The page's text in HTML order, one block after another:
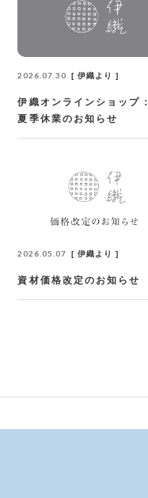
2026.07.30 伊織より
伊織オンラインショップ：
夏季休業のお知らせ
2026.05.07 伊織より
資材価格改定のお知らせ